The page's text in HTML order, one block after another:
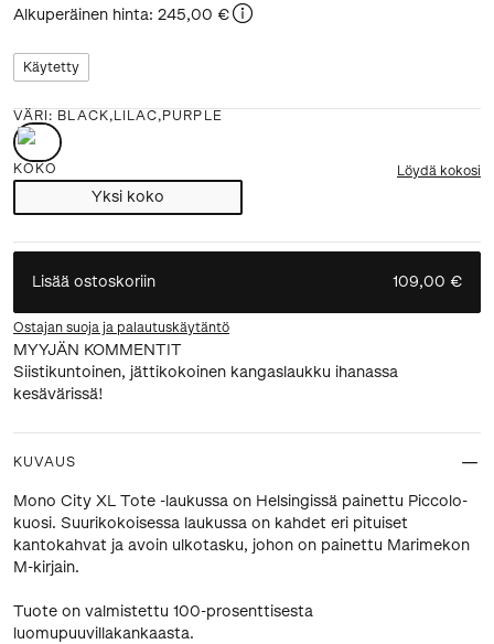
Alkuperäinen hinta: 245,00 €
Käytetty
VÄRI : BLACK,LILAC,PURPLE
KOKO Löydä kokosi
Yksi koko
Lisää ostoskoriin 109,00 €
Ostajan suoja ja palautuskäytäntö
MYYJÄN KOMMENTIT
Siistikuntoinen, jättikokoinen kangaslaukku ihanassa
kesävärissä!
KUVAUS
Mono City XL Tote -laukussa on Helsingissä painettu Piccolo-
kuosi. Suurikokoisessa laukussa on kahdet eri pituiset
kantokahvat ja avoin ulkotasku, johon on painettu Marimekon
M-kirjain.
Tuote on valmistettu 100-prosenttisesta
luomupuuvillakankaasta.